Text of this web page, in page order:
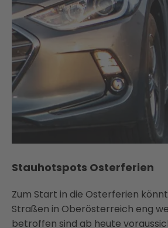
Stauhotspots Osterferien
Zum Start in die Osterferien
Straßen in Oberösterreich eng
betroffen sind ab heute